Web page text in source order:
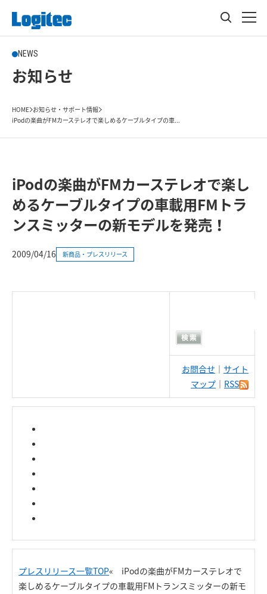
NEWS
お知らせ
HOME お知らせ・サポート情報
iPodの楽曲がFMカーステレオで楽しめるケーブルタイプの車...
iPodの楽曲がFMカーステレオで楽し
めるケーブルタイプの車載用FMトラ
ンスミッターの新モデルを発売！
2009/04/16 新商品・プレスリリース
お問合せ ｜ サイト
マップ ｜ RSS
プレスリリース一覧TOP« iPodの楽曲がFMカーステレオで
楽しめるケーブルタイプの車載用FMトランスミッターの新モ